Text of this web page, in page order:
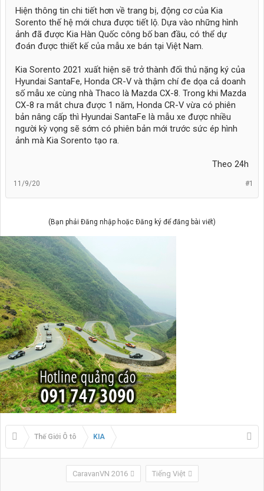
Hiện thông tin chi tiết hơn về trang bị, động cơ của Kia
Sorento thế hệ mới chưa được tiết lộ. Dựa vào những hình
ảnh đã được Kia Hàn Quốc công bố ban đầu, có thể dự
đoán được thiết kế của mẫu xe bán tại Việt Nam.
Kia Sorento 2021 xuất hiện sẽ trở thành đối thủ nặng ký của
Hyundai SantaFe, Honda CR-V và thậm chí đe dọa cả doanh
số mẫu xe cùng nhà Thaco là Mazda CX-8. Trong khi Mazda
CX-8 ra mắt chưa được 1 năm, Honda CR-V vừa có phiên
bản nâng cấp thì Hyundai SantaFe là mẫu xe được nhiều
người kỳ vọng sẽ sớm có phiên bản mới trước sức ép hình
ảnh mà Kia Sorento tạo ra.
Theo 24h​
#1
11/9/20
(Bạn phải Đăng nhập hoặc Đăng ký để đăng bài viết)
Thế Giới Ô tô KIA
CaravanVN 2016 Tiếng Việt